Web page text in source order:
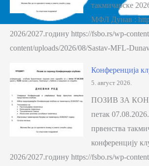
такмичарске
МФЛ Дунав :
2026/2027.годину https://fsbo.rs/wp-
content/uploads/2026/08/Sastav-MFL-
Конференција
5. август 2026.
ПОЗИВ ЗА
петак
првенства
конференцију
2026/2027.годину https://fsbo.rs/wp-